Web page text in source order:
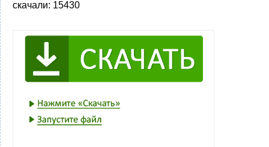
скачали: 15430